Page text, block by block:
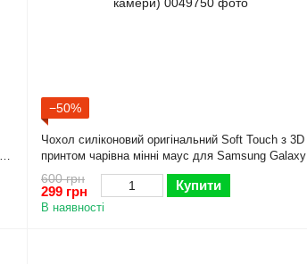
−50%
Чохол силіконовий оригінальний Soft Touch з 3D
принтом чарівна мінні маус для Samsung Galaxy
A26 (SM-A266) рожевий (Повний захист камери)
600 грн
299 грн Купити
В наявності